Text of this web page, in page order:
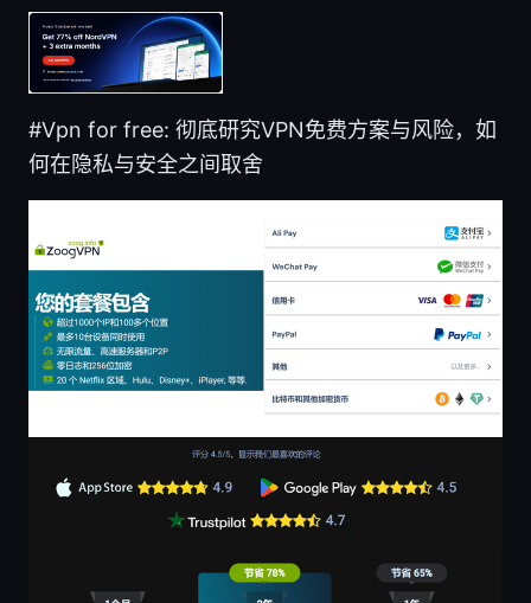
#Vpn for free: 彻底研究VPN免费方案与风险，如
何在隐私与安全之间取舍